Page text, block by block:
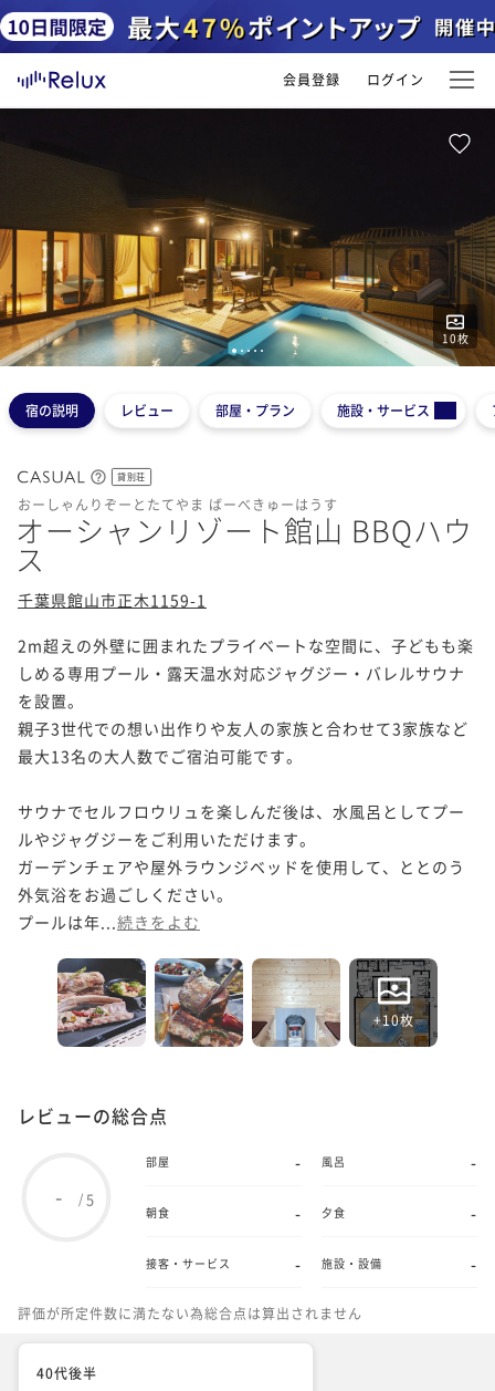
会員登録 ログイン
10枚
1234 5
宿の説明 レビュー 部屋・プラン 施設・サービス
貸別荘
おーしゃんりぞーとたてやま ばーべきゅーはうす
オーシャンリゾート館山 BBQハウ
ス
千葉県館山市正木1159-1
2m超えの外壁に囲まれたプライベートな空間に、子どもも楽
しめる専用プール・露天温水対応ジャグジー・バレルサウナ
を設置。
親子3世代での想い出作りや友人の家族と合わせて3家族など
最大13名の大人数でご宿泊可能です。
サウナでセルフロウリュを楽しんだ後は、水風呂としてプー
ルやジャグジーをご利用いただけます。
ガーデンチェアや屋外ラウンジベッドを使用して、ととのう
外気浴をお過ごしください。
プールは年... 続きをよむ
+10枚
レビューの総合点
- /5
部屋 - 風呂 -
朝食 - 夕食 -
接客・サービス - 施設・設備 -
評価が所定件数に満たない為総合点は算出されません
40代後半